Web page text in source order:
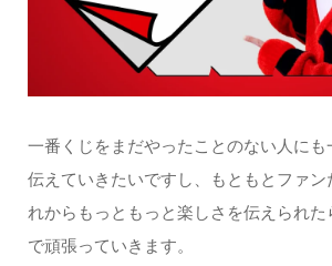
⼀番くじをまだやったことのない⼈にも
伝えていきたいですし、もともとファン
れからもっともっと楽しさを伝えられ
で頑張っていきます。